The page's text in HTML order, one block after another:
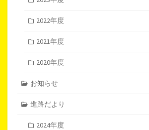
2022年度
2021年度
2020年度
お知らせ
進路だより
2024年度